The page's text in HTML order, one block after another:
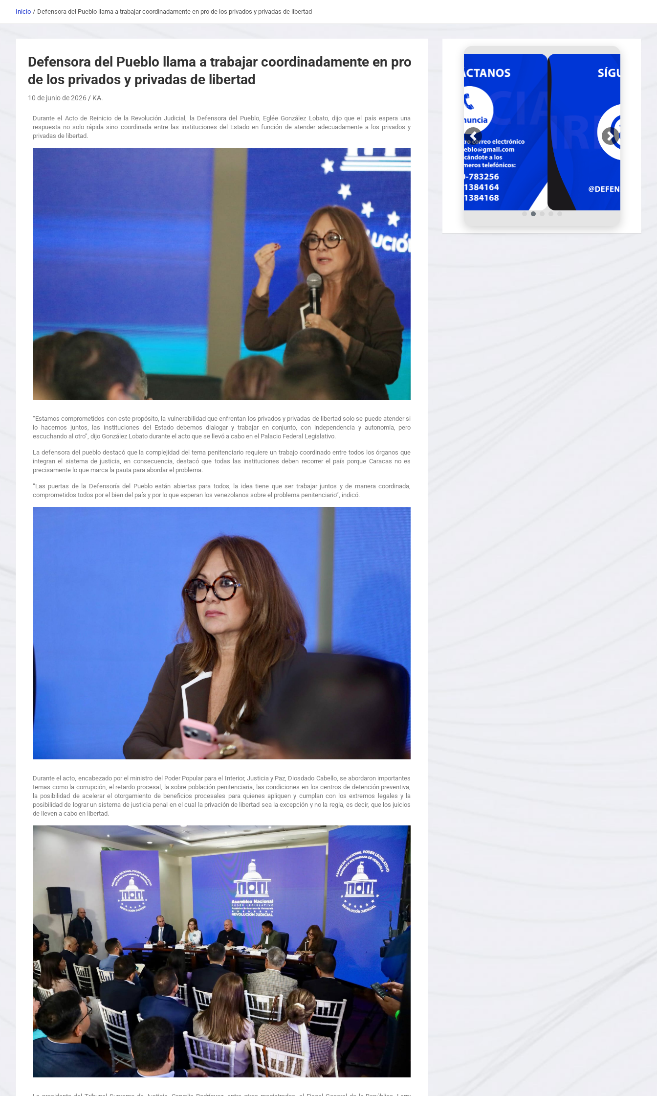
Inicio Defensora del Pueblo llama a trabajar coordinadamente en pro de los privados y privadas de libertad
Defensora del Pueblo llama a trabajar coordinadamente en pro
de los privados y privadas de libertad
10 de junio de 2026 KA.
Durante el Acto de Reinicio de la Revolución Judicial, la Defensora del Pueblo, Eglée González Lobato, dijo que el país espera una
respuesta no solo rápida sino coordinada entre las instituciones del Estado en función de atender adecuadamente a los privados y
privadas de libertad.
“Estamos comprometidos con este propósito, la vulnerabilidad que enfrentan los privados y privadas de libertad solo se puede atender si
lo hacemos juntos, las instituciones del Estado debemos dialogar y trabajar en conjunto, con independencia y autonomía, pero
escuchando al otro”, dijo González Lobato durante el acto que se llevó a cabo en el Palacio Federal Legislativo.
La defensora del pueblo destacó que la complejidad del tema penitenciario requiere un trabajo coordinado entre todos los órganos que
integran el sistema de justicia, en consecuencia, destacó que todas las instituciones deben recorrer el país porque Caracas no es
precisamente lo que marca la pauta para abordar el problema.
“Las puertas de la Defensoría del Pueblo están abiertas para todos, la idea tiene que ser trabajar juntos y de manera coordinada,
comprometidos todos por el bien del país y por lo que esperan los venezolanos sobre el problema penitenciario”, indicó.
Durante el acto, encabezado por el ministro del Poder Popular para el Interior, Justicia y Paz, Diosdado Cabello, se abordaron importantes
temas como la corrupción, el retardo procesal, la sobre población penitenciaria, las condiciones en los centros de detención preventiva,
la posibilidad de acelerar el otorgamiento de beneficios procesales para quienes apliquen y cumplan con los extremos legales y la
posibilidad de lograr un sistema de justicia penal en el cual la privación de libertad sea la excepción y no la regla, es decir, que los juicios
de lleven a cabo en libertad.